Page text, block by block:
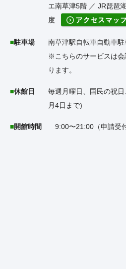
エ南草津5階 ／ JR琵琶
度
駐車場 南草津駅自転車自動車駐
※こちらのサービスは
ります。
休館日
毎週月曜日、国民の祝
月4日まで)
開館時間 9:00〜21:00（申請受